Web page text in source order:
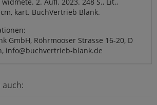
kart. BuchVertrieb Blank.
GmbH, Röhrmooser Strasse 16-20, D
info@buchvertrieb-blank.de